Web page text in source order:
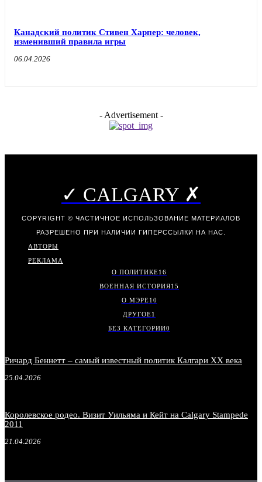
Канадский политик Стивен Харпер: человек,
изменивший правила игры
06.04.2026
- Advertisement -
✓ CALGARY ✗
COPYRIGHT © ЧАСТИЧНОЕ ИСПОЛЬЗОВАНИЕ МАТЕРИАЛОВ
РАЗРЕШЕНО ПРИ НАЛИЧИИ ГИПЕРССЫЛКИ НА НАС.
АВТОРЫ
РЕКЛАМА
О ПОЛИТИКЕ16
ВОЕННАЯ ИСТОРИЯ15
О МЭРЕ10
ДРУГОЕ1
БЕЗ КАТЕГОРИИ0
Ричард Беннетт – самый известный политик Калгари XX века
25.04.2026
Королевское родео. Визит Уильяма и Кейт на Calgary Stampede
2011
21.04.2026